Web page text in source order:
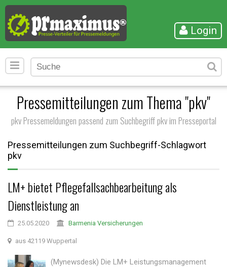
Login
Pressemitteilungen zum Thema "pkv"
pkv Pressemeldungen passend zum Suchbegriff pkv im Presseportal
Pressemitteilungen zum Suchbegriff-Schlagwort
pkv
LM+ bietet Pflegefallsachbearbeitung als
Dienstleistung an
25.05.2020 Barmenia Versicherungen
aus 42119 Wuppertal
(Mynewsdesk) Die LM+ Leistungsmanagement